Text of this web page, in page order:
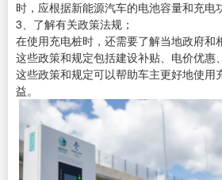
时，应根据新能源汽车的电池容量和充电
3、了解有关政策法规；
在使用充电桩时，还需要了解当地政府和
这些政策和规定包括建设补贴、电价优惠
这些政策和规定可以帮助车主更好地使用
益。